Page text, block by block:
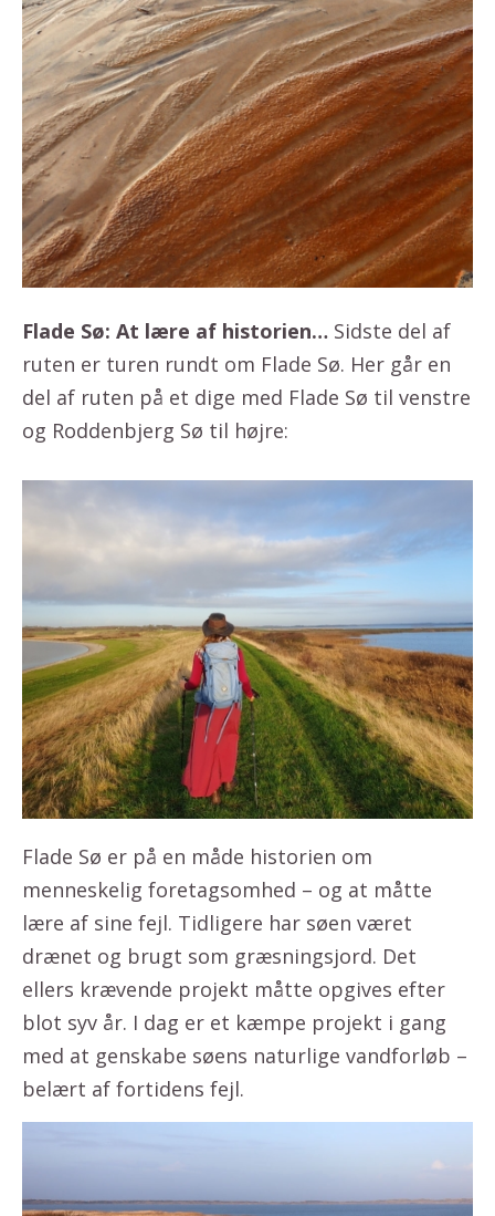
Flade Sø: At lære af historien… Sidste del af
ruten er turen rundt om Flade Sø. Her går en
del af ruten på et dige med Flade Sø til venstre
og Roddenbjerg Sø til højre:
Flade Sø er på en måde historien om
menneskelig foretagsomhed – og at måtte
lære af sine fejl. Tidligere har søen været
drænet og brugt som græsningsjord. Det
ellers krævende projekt måtte opgives efter
blot syv år. I dag er et kæmpe projekt i gang
med at genskabe søens naturlige vandforløb –
belært af fortidens fejl.